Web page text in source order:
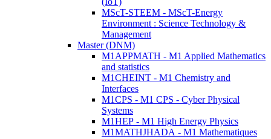
MScT-STEEM - MScT-Energy
Environment : Science Technology &
Management
Master (DNM)
M1APPMATH - M1 Applied Mathematics
and statistics
M1CHEINT - M1 Chemistry and
Interfaces
M1CPS - M1 CPS - Cyber Physical
Systems
M1HEP - M1 High Energy Physics
M1MATHJHADA - M1 Mathematiques